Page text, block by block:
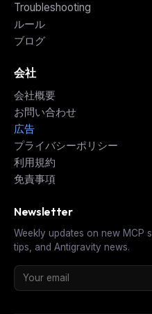
Troubleshooting
ルール
ブログ
会社
会社概要
お問い合わせ
広告
プライバシーポリシー
利用規約
免責事項
Newsletter
Weekly updates on new MCP
tips, and Antigravity news.